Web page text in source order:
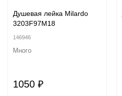
Душевая лейка Milardo
3203F97M18
146946
Много
1050 ₽